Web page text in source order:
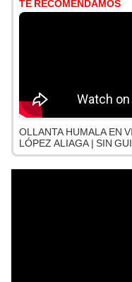
TE RECOMENDAMOS
OLLANTA HUMALA EN
LÓPEZ ALIAGA | SIN